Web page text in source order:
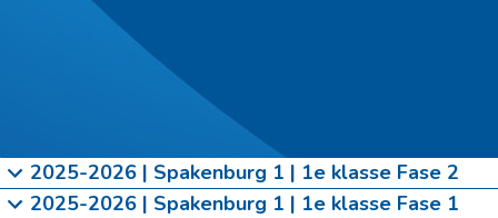
2025-2026 | Spakenburg 1 | 1e klasse Fase 2
2025-2026 | Spakenburg 1 | 1e klasse Fase 1